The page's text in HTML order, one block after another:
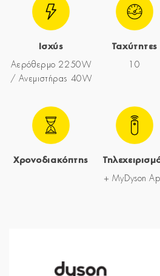
Ισχύς
Αερόθερμο 2250W
/ Ανεμιστήρας 40W
Ταχύτητες
10
Χρονοδιακόπτης
+ MyDyson